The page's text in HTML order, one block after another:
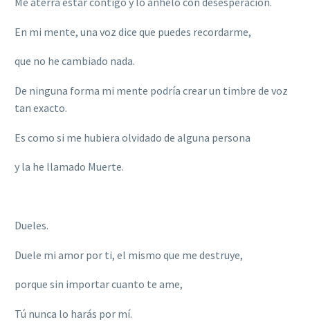
En mi mente, una voz dice que puedes recordarme,
que no he cambiado nada.
De ninguna forma mi mente podría crear un timbre de voz
tan exacto.
Es como si me hubiera olvidado de alguna persona
y la he llamado Muerte.
Dueles.
Duele mi amor por ti, el mismo que me destruye,
porque sin importar cuanto te ame,
Tú nunca lo harás por mí.